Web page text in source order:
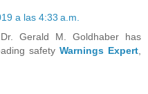
a las 4:33 a.m.
Gerald M. Goldhaber has
safety Warnings Expert